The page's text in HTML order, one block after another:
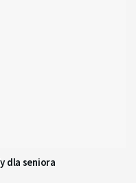
dla seniora